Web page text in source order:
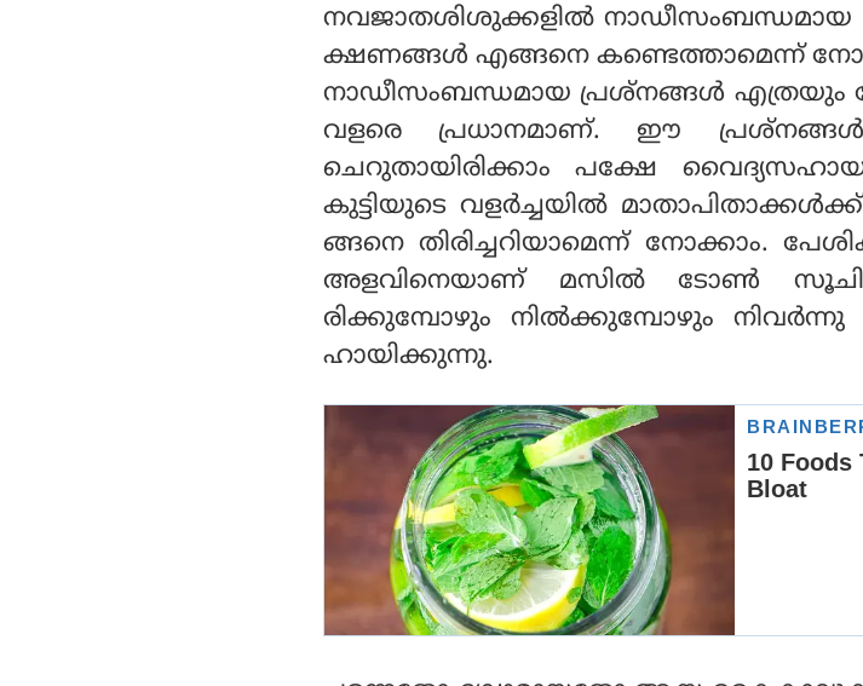
നവജാതശിശുക്കളില്‍ നാഡീസംബന്ധമായ
ക്ഷണങ്ങള്‍ എങ്ങനെ കണ്ടെത്താമെന്ന്
നാഡീസംബന്ധമായ പ്രശ്‌നങ്ങള്‍ എത്രയും
വളരെ പ്രധാനമാണ്. ഈ
ചെറുതായിരിക്കാം പക്ഷേ
കുട്ടിയുടെ വളര്‍ച്ചയില്‍
ങ്ങനെ തിരിച്ചറിയാമെന്ന് നോക്കാം.
അളവിനെയാണ് മസില്‍ ടോണ്‍
രിക്കുമ്പോഴും നില്‍ക്കുമ്പോഴും
ഹായിക്കുന്നു.